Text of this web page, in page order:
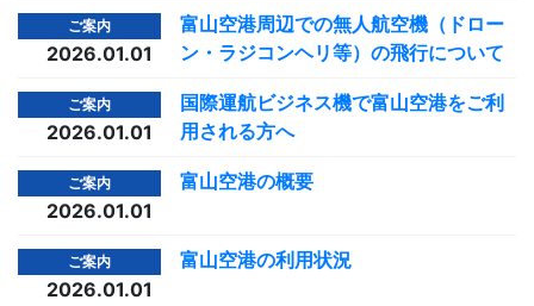
ご案内
2026.01.01
富山空港周辺での無人航空機（ドロー
ン・ラジコンヘリ等）の飛行について
ご案内
2026.01.01
国際運航ビジネス機で富山空港をご利
用される方へ
ご案内
2026.01.01
富山空港の概要
ご案内
2026.01.01
富山空港の利用状況